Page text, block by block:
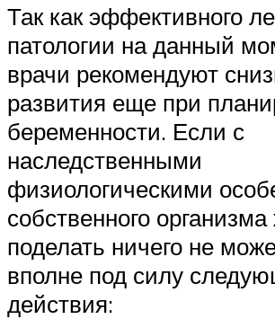
Так как эффективного
патологии на данный
врачи рекомендуют
развития еще при
беременности. Если с
наследственными
физиологическими
собственного
поделать ничего не
вполне под силу
действия: